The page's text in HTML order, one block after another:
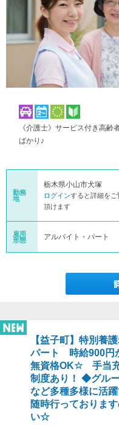
《介護士》サービス付き高
ばかり♪
勤務
地
栃木県小山市犬塚
ログインすると詳細をご
頂けます
雇用
形態
アルバイト・パート
【益子町】特別養
パート 時給900円
無資格OK☆ 手当
制度あり！ ◆グル
など多種多様に活
随時行っておりま
い☆